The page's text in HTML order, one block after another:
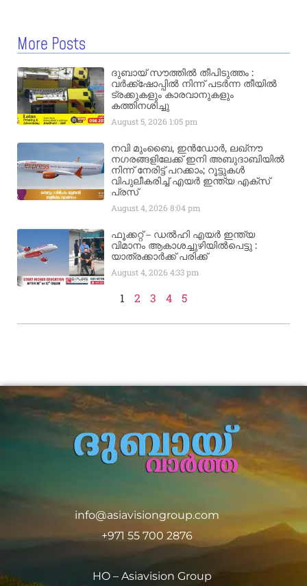
More Posts
ദുബായ് സൗത്തിൽ തീപിടുത്തം :
വർക്ക്‌ഷോപ്പിൽ നിന്ന് പടർന്ന തീയിൽ
ട്രക്കുകളും കാരവാനുകളും
കത്തിനശിച്ചു
August 5, 2026 1:05 pm
നവി മുംബൈ, ഇൻഡോർ, ലഖ്നൗ
നഗരങ്ങളിലേക്ക് ഇനി അബുദാബിയിൽ
നിന്ന് നേരിട്ട് പറക്കാം; റൂട്ടുകൾ
വിപുലീകരിച്ച് എയർ ഇന്ത്യ എക്സ്
പ്രസ്
August 4, 20268:04 pm
ഫൂക്കറ്റ് – ഡൽഹി എയര്‍ ഇന്ത്യ
വിമാനം ആകാശച്ചുഴിയില്‍പെട്ടു :
യാത്രക്കാര്‍ക്ക് പരിക്ക്
August 4, 20264:33 pm
1 2 3 4 5
info@asiavisiongroup.com
+971 55 700 2876
HO – Asiavision Group